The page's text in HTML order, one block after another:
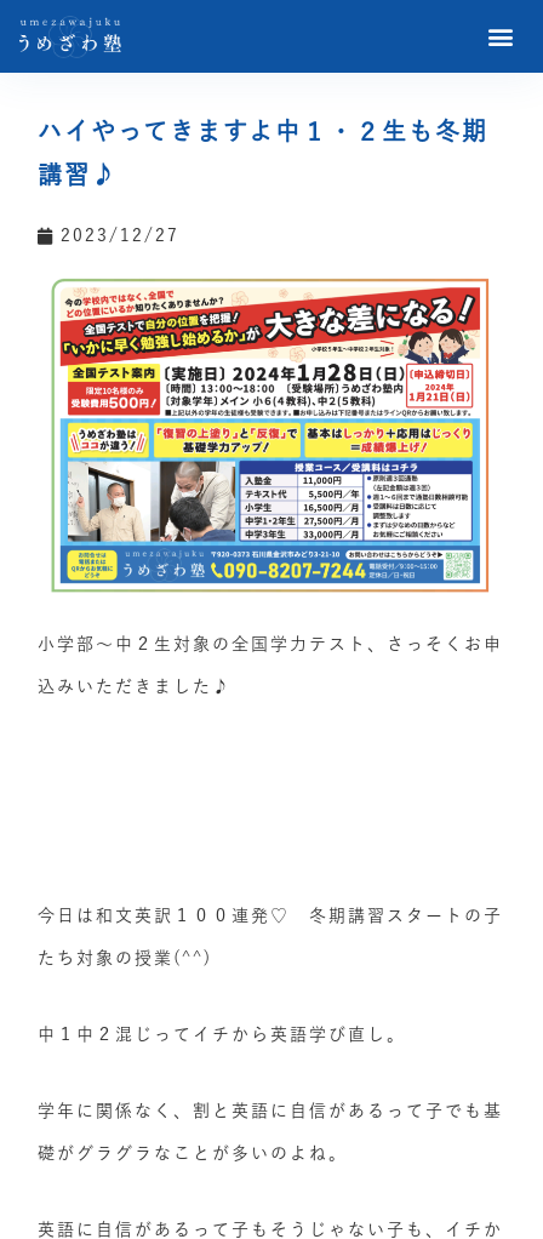
ハイやってきますよ中１・２生も冬期
講習♪
2023/12/27
小学部～中２生対象の全国学力テスト、さっそくお申
込みいただきました♪
今日は和文英訳１００連発♡ 冬期講習スタートの子
たち対象の授業(^^)
中１中２混じってイチから英語学び直し。
学年に関係なく、割と英語に自信があるって子でも基
礎がグラグラなことが多いのよね。
英語に自信があるって子もそうじゃない子も、イチか